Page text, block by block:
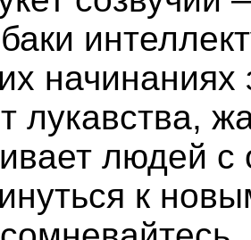
лукавства,
людей с
к